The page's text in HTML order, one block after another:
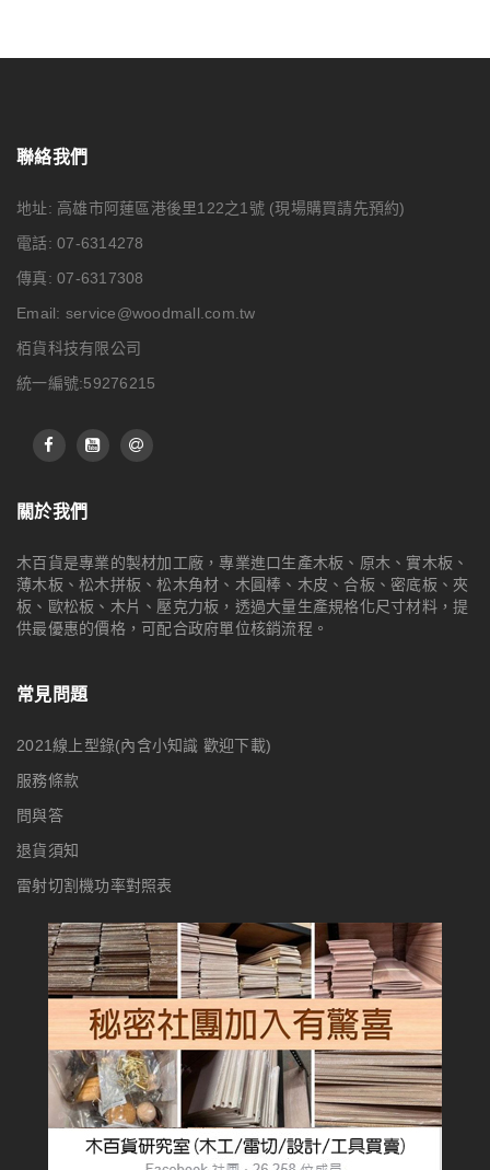
聯絡我們
地址: 高雄市阿蓮區港後里122之1號 (現場購買請先預約)
電話: 07-6314278
傳真: 07-6317308
Email: service@woodmall.com.tw
栢貨科技有限公司
統一編號:59276215
關於我們
木百貨是專業的製材加工廠，專業進口生產木板、原木、實木板、
薄木板、松木拼板、松木角材、木圓棒、木皮、合板、密底板、夾
板、歐松板、木片、壓克力板，透過大量生產規格化尺寸材料，提
供最優惠的價格，可配合政府單位核銷流程。
常見問題
2021線上型錄(內含小知識 歡迎下載)
服務條款
問與答
退貨須知
雷射切割機功率對照表